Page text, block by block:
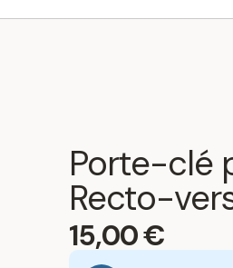
Porte-clé
Recto-
15,00€